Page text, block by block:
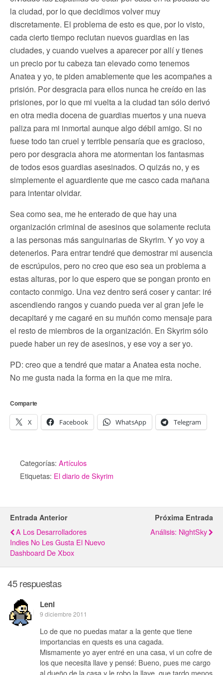
la ciudad, por lo que decidimos volver muy
discretamente. El problema de esto es que, por lo visto,
cada cierto tiempo reclutan nuevos guardias en las
ciudades, y cuando vuelves a aparecer por allí y tienes
un precio por tu cabeza tan elevado como tenemos
Anatea y yo, te piden amablemente que les acompañes a
prisión. Por desgracia para ellos nunca he creído en las
prisiones, por lo que mi vuelta a la ciudad tan sólo derivó
en otra media docena de guardias muertos y una nueva
paliza para mi inmortal aunque algo débil amigo. Si no
fuese todo tan cruel y terrible pensaría que es gracioso,
pero por desgracia ahora me atormentan los fantasmas
de todos esos guardias asesinados. O quizás no, y es
simplemente el aguardiente que me casco cada mañana
para intentar olvidar.
Sea como sea, me he enterado de que hay una
organización criminal de asesinos que solamente recluta
a las personas más sanguinarias de Skyrim. Y yo voy a
detenerlos. Para entrar tendré que demostrar mi ausencia
de escrúpulos, pero no creo que eso sea un problema a
estas alturas, por lo que espero que se pongan pronto en
contacto conmigo. Una vez dentro será coser y cantar: iré
ascendiendo rangos y cuando pueda ver al gran jefe le
decapitaré y me cagaré en su muñón como mensaje para
el resto de miembros de la organización. En Skyrim sólo
puede haber un rey de asesinos, y ese voy a ser yo.
PD: creo que a tendré que matar a Anatea esta noche.
No me gusta nada la forma en la que me mira.
Comparte
X Facebook WhatsApp Telegram
Categorías: Artículos
Etiquetas: El diario de Skyrim
Entrada Anterior
A Los Desarrolladores
Indies No Les Gusta El Nuevo
Dashboard De Xbox
Próxima Entrada
Análisis: NightSky
45 respuestas
Leni
9 diciembre 2011
Lo de que no puedas matar a la gente que tiene
importancias en quests es una cagada.
Mismamente yo ayer entré en una casa, vi un cofre de
los que necesita llave y pensé: Bueno, pues me cargo
al dueño de la casa y le robo la llave, que tardo menos